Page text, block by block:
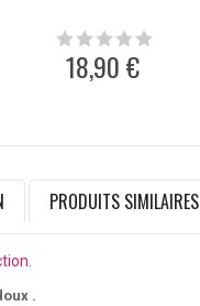
18,90 €
PRODUITS SIMILAIRES
.